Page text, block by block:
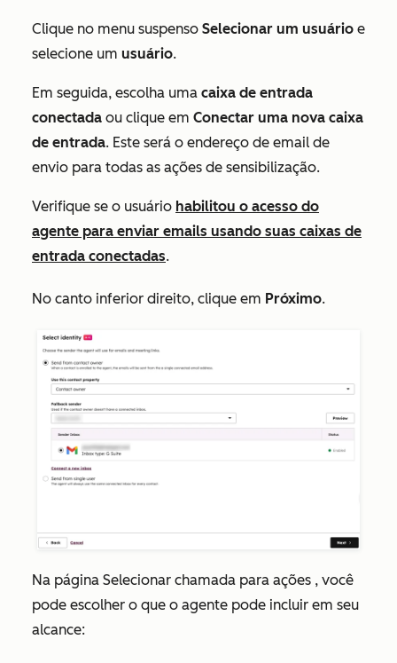
Clique no menu suspenso Selecionar um usuário e
selecione um usuário.
Em seguida, escolha uma caixa de entrada
conectada ou clique em Conectar uma nova caixa
de entrada. Este será o endereço de email de
envio para todas as ações de sensibilização.
Verifique se o usuário habilitou o acesso do
agente para enviar emails usando suas caixas de
entrada conectadas.
No canto inferior direito, clique em Próximo.
Na página Selecionar chamada para ações , você
pode escolher o que o agente pode incluir em seu
alcance: